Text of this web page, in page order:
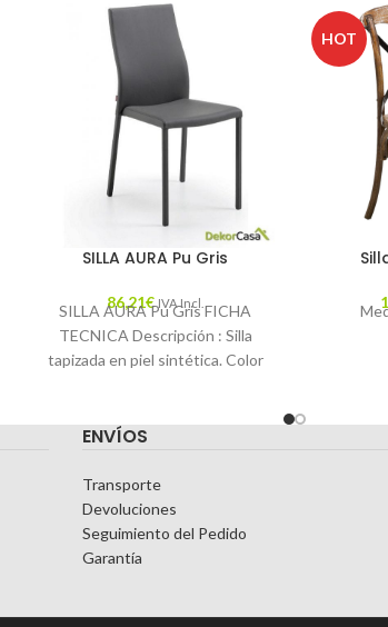
SILLA AURA Pu Gris
86,21€ IVA Incl.
SILLA AURA Pu Gris FICHA
TECNICA Descripción : Silla
tapizada en piel sintética. Color
HOT
ENVÍOS
Transporte
Devoluciones
Seguimiento del Pedido
Garantía